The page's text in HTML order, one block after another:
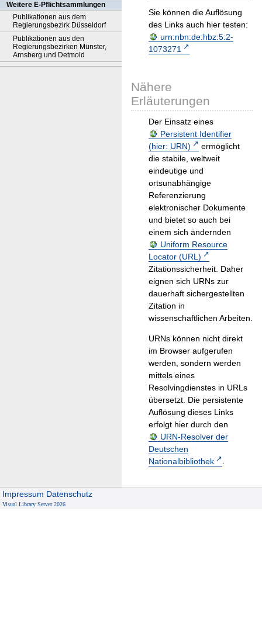
Weitere E-Pflichtsammlungen
Publikationen aus dem
Regierungsbezirk Düsseldorf
Publikationen aus den
Regierungsbezirken Münster,
Arnsberg und Detmold
Sie können die Auflösung
des Links auch hier testen:
urn:nbn:de:hbz:5:2-
1073271
Nähere
Erläuterungen
Der Einsatz eines
Persistent Identifier
(hier: URN)
ermöglicht
die stabile, weltweit
eindeutige und
ortsunabhängige
Referenzierung
elektronischer Dokumente
und bietet so auch bei
einem sich ändernden
Uniform Resource
Locator (URL)
Zitationssicherheit. Daher
eignen sich URNs zur
dauerhaft sichergestellten
Zitation in
wissenschaftlichen Arbeiten.
URNs können nicht direkt
im Browser aufgerufen
werden, sondern werden
mittels eines
Resolvingdienstes in URLs
übersetzt. Die persistente
Auflösung dieses Links
erfolgt hier durch den
URN-Resolver der
Deutschen
Nationalbibliothek
.
Impressum Datenschutz
Visual Library Server 2026